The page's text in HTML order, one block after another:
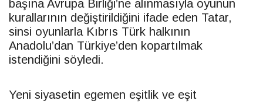
başına Avrupa Birliği’ne alınmasıyla oyunun
kurallarının değiştirildiğini ifade eden Tatar,
sinsi oyunlarla Kıbrıs Türk halkının
Anadolu’dan Türkiye’den kopartılmak
istendiğini söyledi.
Yeni siyasetin egemen eşitlik ve eşit